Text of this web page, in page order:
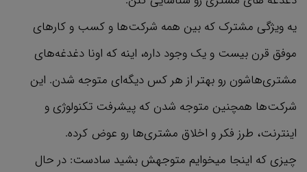
یه ویژگی مشترک که بین همه شرکت‌ها و کسب و کارهای
موفق قرن بیست و یک وجود داره، اینه که اونا دغدغه‌های
مشتری‌هاشون رو بهتر از هر کس دیگه‌ای متوجه شدن. این
شرکت‌ها همچنین متوجه شدن که پیشرفت تکنولوژی و
اینترنت، طرز فکر و اخلاق مشتری‌ها رو عوض کرده.
چیزی که اینجا میخوایم متوجهش بشید سادست: در حال